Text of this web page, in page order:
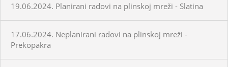
19.06.2024. Planirani radovi na plinskoj mreži - Slatina
17.06.2024. Neplanirani radovi na plinskoj mreži -
Prekopakra